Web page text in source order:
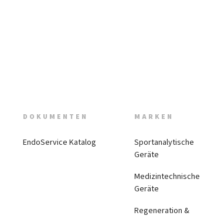
DOKUMENTEN
EndoService Katalog
MARKEN
Sportanalytische
Geräte
Medizintechnische
Geräte
Regeneration &